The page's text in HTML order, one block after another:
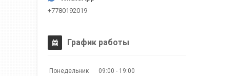
+7780192019
График работы
Понедельник 09:00 19:00